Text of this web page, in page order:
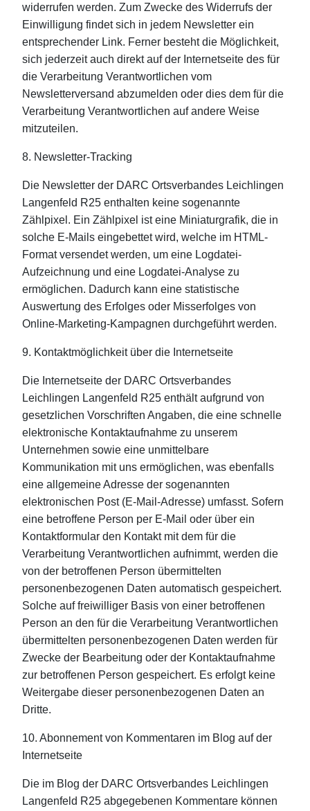
widerrufen werden. Zum Zwecke des Widerrufs der
Einwilligung findet sich in jedem Newsletter ein
entsprechender Link. Ferner besteht die Möglichkeit,
sich jederzeit auch direkt auf der Internetseite des für
die Verarbeitung Verantwortlichen vom
Newsletterversand abzumelden oder dies dem für die
Verarbeitung Verantwortlichen auf andere Weise
mitzuteilen.
8. Newsletter-Tracking
Die Newsletter der DARC Ortsverbandes Leichlingen
Langenfeld R25 enthalten keine sogenannte
Zählpixel. Ein Zählpixel ist eine Miniaturgrafik, die in
solche E-Mails eingebettet wird, welche im HTML-
Format versendet werden, um eine Logdatei-
Aufzeichnung und eine Logdatei-Analyse zu
ermöglichen. Dadurch kann eine statistische
Auswertung des Erfolges oder Misserfolges von
Online-Marketing-Kampagnen durchgeführt werden.
9. Kontaktmöglichkeit über die Internetseite
Die Internetseite der DARC Ortsverbandes
Leichlingen Langenfeld R25 enthält aufgrund von
gesetzlichen Vorschriften Angaben, die eine schnelle
elektronische Kontaktaufnahme zu unserem
Unternehmen sowie eine unmittelbare
Kommunikation mit uns ermöglichen, was ebenfalls
eine allgemeine Adresse der sogenannten
elektronischen Post (E-Mail-Adresse) umfasst. Sofern
eine betroffene Person per E-Mail oder über ein
Kontaktformular den Kontakt mit dem für die
Verarbeitung Verantwortlichen aufnimmt, werden die
von der betroffenen Person übermittelten
personenbezogenen Daten automatisch gespeichert.
Solche auf freiwilliger Basis von einer betroffenen
Person an den für die Verarbeitung Verantwortlichen
übermittelten personenbezogenen Daten werden für
Zwecke der Bearbeitung oder der Kontaktaufnahme
zur betroffenen Person gespeichert. Es erfolgt keine
Weitergabe dieser personenbezogenen Daten an
Dritte.
10. Abonnement von Kommentaren im Blog auf der
Internetseite
Die im Blog der DARC Ortsverbandes Leichlingen
Langenfeld R25 abgegebenen Kommentare können